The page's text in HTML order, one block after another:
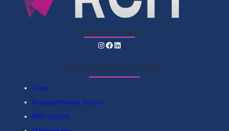
Свяжитесь с нами
Instagram Facebook LinkedIn
НАВИГАЦИЯ ПО САЙТУ
О нас
Корпоративные услуги
PRO услуги